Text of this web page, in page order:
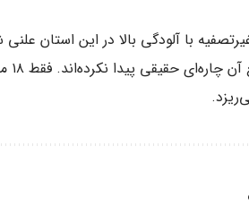
غیرتصفیه با آلودگی بالا در این استان